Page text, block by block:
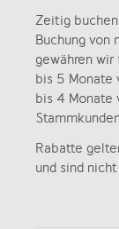
Zeitig
Buchung von
gewähren
bis 5 Monate
bis 4 Monate
Rabatte
und sind